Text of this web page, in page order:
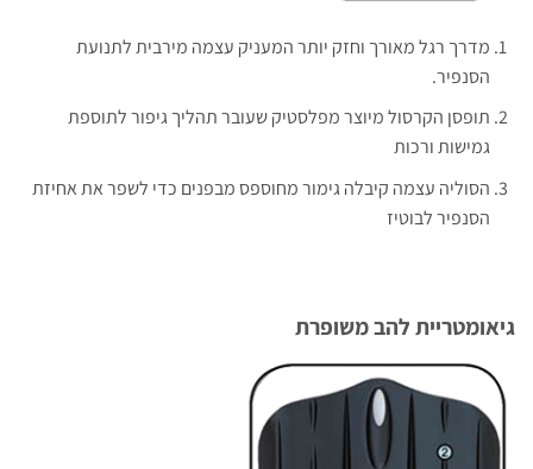
מדרך רגל מאורך וחזק יותר המעניק עצמה מירבית לתנועת
הסנפיר.
תופסן הקרסול מיוצר מפלסטיק שעובר תהליך גיפור לתוספת
גמישות ורכות
הסוליה עצמה קיבלה גימור מחוספס מבפנים כדי לשפר את אחיזת
הסנפיר לבוטיז
גיאומטריית להב משופרת